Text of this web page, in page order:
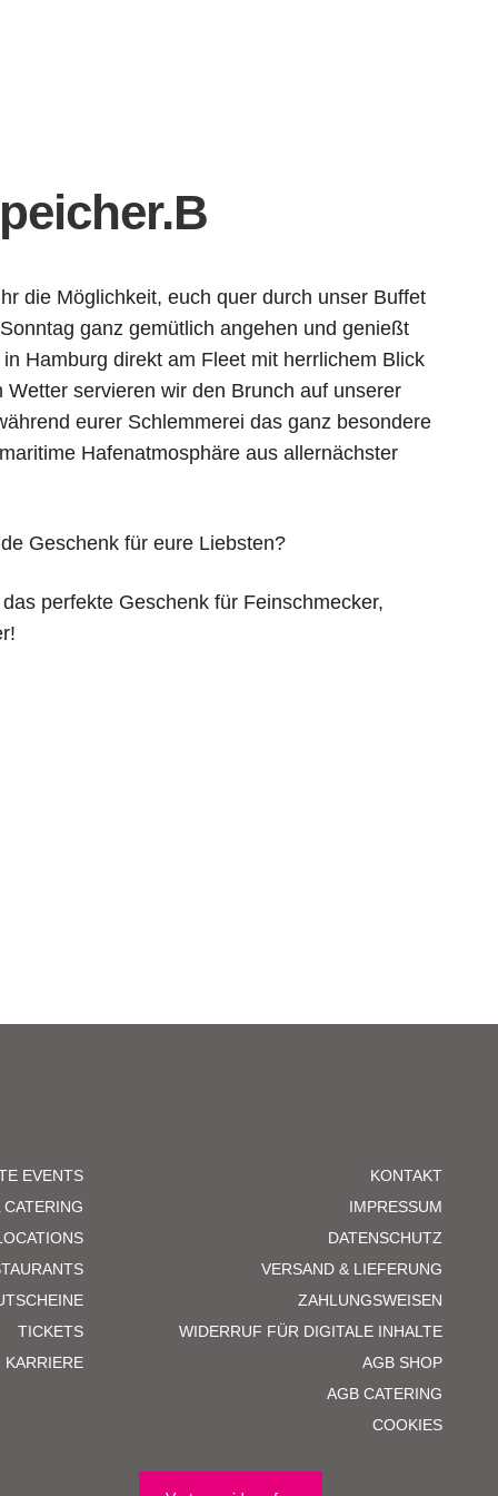
die Möglichkeit, euch quer durch unser Buffet
ganz gemütlich angehen und genießt
Hamburg direkt am Fleet mit herrlichem Blick
Wetter servieren wir den Brunch auf unserer
eurer Schlemmerei das ganz besondere
Hafenatmosphäre aus allernächster
Geschenk für eure Liebsten?
perfekte Geschenk für Feinschmecker,
EVENTS
TICKETS
KARRIERE
KONTAKT
IMPRESSUM
DATENSCHUTZ
VERSAND & LIEFERUNG
ZAHLUNGSWEISEN
WIDERRUF FÜR DIGITALE INHALTE
AGB SHOP
AGB CATERING
COOKIES